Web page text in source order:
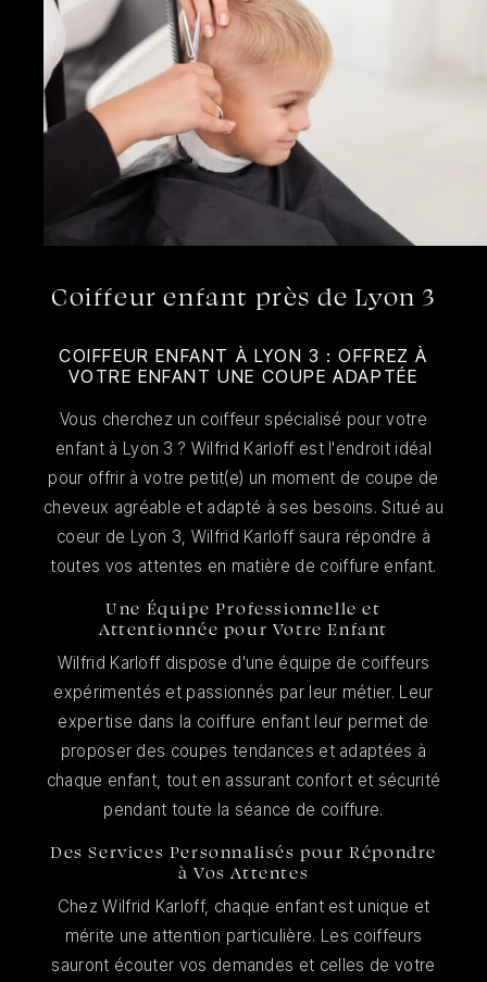
Coiffeur enfant près de Lyon 3
COIFFEUR ENFANT À LYON 3 : OFFREZ À
VOTRE ENFANT UNE COUPE ADAPTÉE
Vous cherchez un coiffeur spécialisé pour votre
enfant à Lyon 3 ? Wilfrid Karloff est l'endroit idéal
pour offrir à votre petit(e) un moment de coupe de
cheveux agréable et adapté à ses besoins. Situé au
coeur de Lyon 3, Wilfrid Karloff saura répondre à
toutes vos attentes en matière de coiffure enfant.
Une Équipe Professionnelle et
Attentionnée pour Votre Enfant
Wilfrid Karloff dispose d'une équipe de coiffeurs
expérimentés et passionnés par leur métier. Leur
expertise dans la coiffure enfant leur permet de
proposer des coupes tendances et adaptées à
chaque enfant, tout en assurant confort et sécurité
pendant toute la séance de coiffure.
Des Services Personnalisés pour Répondre
à Vos Attentes
Chez Wilfrid Karloff, chaque enfant est unique et
mérite une attention particulière. Les coiffeurs
sauront écouter vos demandes et celles de votre